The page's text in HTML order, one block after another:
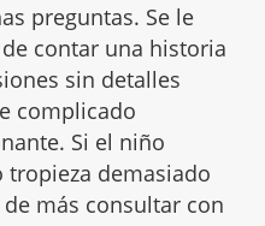
preguntas. Se le
contar una historia
sin detalles
complicado
Si el niño
tropieza demasiado
más consultar con